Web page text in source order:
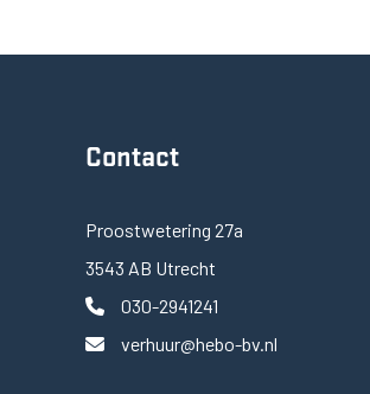
Contact
Proostwetering 27a
3543 AB Utrecht
030-2941241
verhuur@hebo-bv.nl